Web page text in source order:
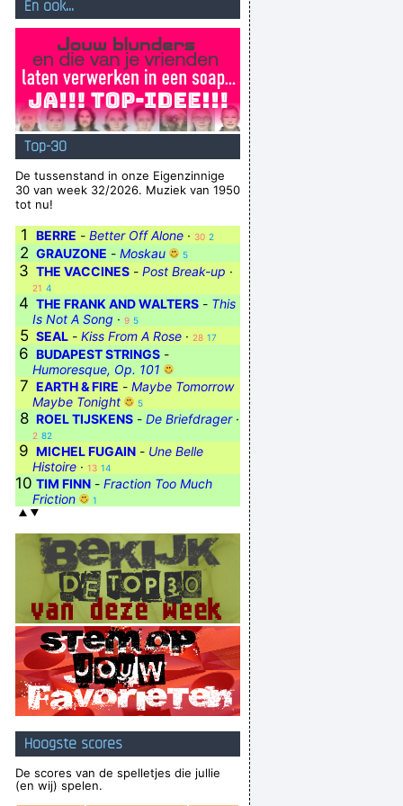
En ook...
Top-30
De tussenstand in onze Eigenzinnige
30 van week 32/2026. Muziek van 1950
tot nu!
1 BERRE - Better Off Alone · 30 2
2 GRAUZONE - Moskau 5
3 THE VACCINES - Post Break-up ·
21 4
4 THE FRANK AND WALTERS - This
Is Not A Song · 9 5
5 SEAL - Kiss From A Rose · 28 17
6 BUDAPEST STRINGS -
Humoresque, Op. 101
7 EARTH & FIRE - Maybe Tomorrow
Maybe Tonight
5
8 ROEL TIJSKENS - De Briefdrager·
2 82
9 MICHEL FUGAIN - Une Belle
Histoire · 13 14
10 TIM FINN - Fraction Too Much
Friction
1
Hoogste scores
De scores van de spelletjes die jullie
(en wij) spelen.